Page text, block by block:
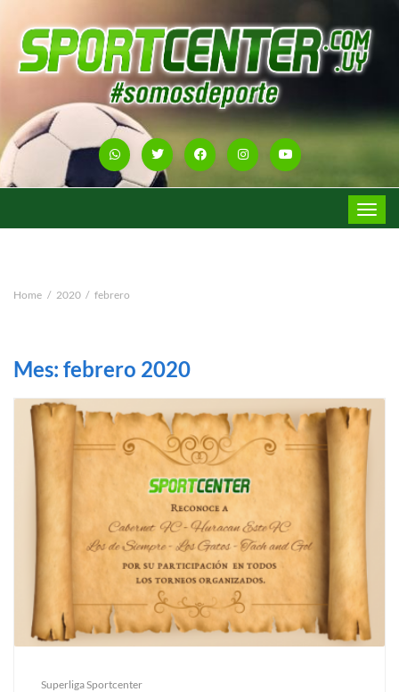
Toggle
Home 2020 febrero
Mes: febrero 2020
Superliga Sportcenter